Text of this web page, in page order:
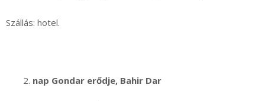
Szállás: hotel.
nap Gondar erődje, Bahir Dar